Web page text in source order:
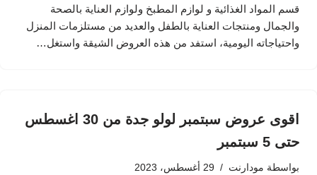
قسم المواد الغذائية و لوازم المطبخ ولوازم العناية بالصحة
والجمال ومنتجات العناية بالطفل والعديد من مستلزمات المنزل
واحتياجاته اليومية، استفد من هذه العروض الشيقة واستغل…
اقوى عروض سبتمبر لولو جدة من 30 اغسطس
حتى 5 سبتمبر
بواسطة مودارنت 29 أغسطس، 2023